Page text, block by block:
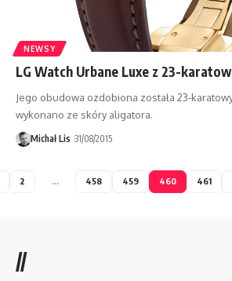
NEWSY
LG Watch Urbane Luxe z 23-
Jego obudowa ozdobiona została 23-
wykonano ze skóry aligatora.
Michał Lis 31/08/2015
2 … 458 459 460 461
//